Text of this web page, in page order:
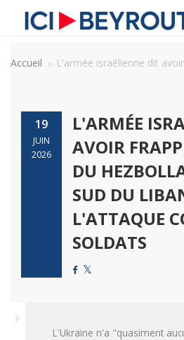
Accueil L'armée israélienne dit
19
JUIN
2026
L'ARMÉE
AVOIR
DU
SUD DU
L'ATTAQUE
SOLDATS
L'Ukraine n'a "quasiment